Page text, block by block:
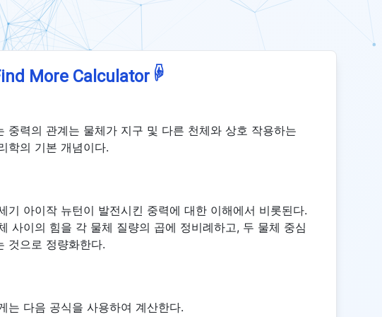
More Calculator ☟
중력의 관계는 물체가 지구 및 다른 천체와 상호 작용하는
학의 기본 개념이다.
기 아이작 뉴턴이 발전시킨 중력에 대한 이해에서 비롯된다.
사이의 힘을 각 물체 질량의 곱에 정비례하고, 두 물체 중심
것으로 정량화한다.
는 다음 공식을 사용하여 계산한다.